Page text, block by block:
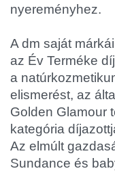
nyereményhez.
A dm saját
az Év Terméke
a
elismerést, az
Golden Glamour
kategória
Az elmúlt
Sundance és